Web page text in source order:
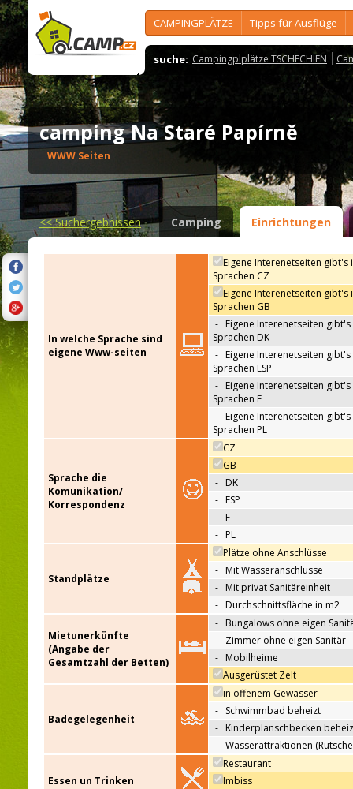
CAMPINGPLÄTZE Tipps für Ausflüge
suche: Campingplplätze TSCHECHIEN
camping Na Staré Papírně
WWW Seiten
<<Suchergebnissen Camping Einrichtungen
In welche Sprache sind
eigene Www-seiten
Eigene Interenetseiten gibt's
Sprachen CZ
Eigene Interenetseiten gibt's
Sprachen GB
- Eigene Interenetseiten gibt's
Sprachen DK
- Eigene Interenetseiten gibt's
Sprachen ESP
- Eigene Interenetseiten gibt's
Sprachen F
- Eigene Interenetseiten gibt's
Sprachen PL
Sprache die
Komunikation/
Korrespondenz
CZ
GB
- DK
- ESP
- F
- PL
Standplätze
Plätze ohne Anschlüsse
- Mit Wasseranschlüsse
- Mit privat Sanitäreinheit
- Durchschnittsfläche in m2
Mietunerkünfte
(Angabe der
Gesamtzahl der Betten)
- Bungalows ohne eigen
- Zimmer ohne eigen Sanitär
- Mobilheime
Ausgerüstet Zelt
Badegelegenheit
in offenem Gewässer
- Schwimmbad beheizt
- Kinderplanschbecken
- Wasserattraktionen
Essen un Trinken
Restaurant
Imbiss